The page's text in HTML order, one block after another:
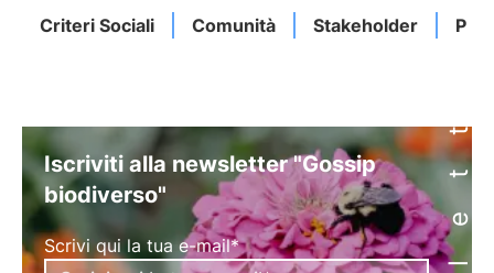
Criteri Sociali Comunità Stakeholder
Iscriviti alla newsletter "Gossip
biodiverso"
Scrivi qui la tua e-mail*